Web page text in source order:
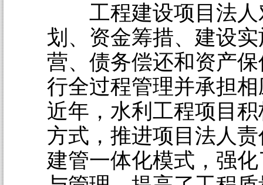
工程建设项目法人
划、资金筹措、建设
营、债务偿还和资产
行全过程管理并承担
近年，水利工程项目
方式，推进项目法人
建管一体化模式，强